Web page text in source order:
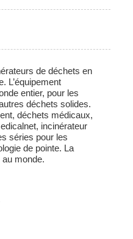
de déchets en
L’équipement
entier, pour les
déchets solides.
déchets médicaux,
incinérateur
séries pour les
de pointe. La
au monde.